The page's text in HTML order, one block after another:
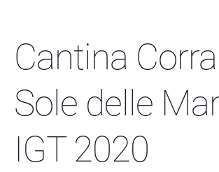
Cantina
Sole delle
IGT 2020